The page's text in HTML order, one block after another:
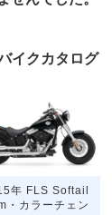
イクカタログ
年 FLS Softail
・カラーチェン